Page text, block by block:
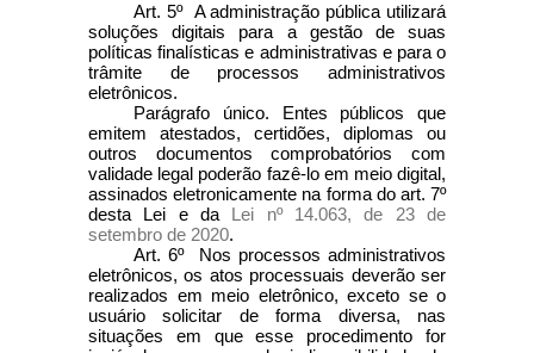
Art. 5º A administração pública utilizará
soluções digitais para a gestão de suas
políticas finalísticas e administrativas e para o
trâmite de processos administrativos
eletrônicos.
Parágrafo único. Entes públicos que
emitem atestados, certidões, diplomas ou
outros documentos comprobatórios com
validade legal poderão fazê-lo em meio digital,
assinados eletronicamente na forma do art. 7º
desta Lei e da Lei nº 14.063, de 23 de
setembro de 2020.
Art. 6º Nos processos administrativos
eletrônicos, os atos processuais deverão ser
realizados em meio eletrônico, exceto se o
usuário solicitar de forma diversa, nas
situações em que esse procedimento for